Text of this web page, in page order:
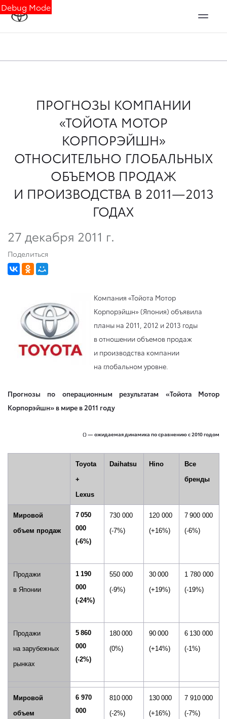
Debug Mode
ПРОГНОЗЫ КОМПАНИИ
«ТОЙОТА МОТОР
КОРПОРЭЙШН»
ОТНОСИТЕЛЬНО ГЛОБАЛЬНЫХ
ОБЪЕМОВ ПРОДАЖ
И ПРОИЗВОДСТВА В 2011—2013
ГОДАХ
27 декабря 2011 г.
Поделиться
Компания «Тойота Мотор
Корпорэйшн» (Япония) объявила
планы на 2011, 2012 и 2013 годы
в отношении объемов продаж
и производства компании
на глобальном уровне.
Прогнозы по операционным результатам «Тойота Мотор
Корпорэйшн» в мире в 2011 году
() — ожидаемая динамика по сравнению с 2010 годом
Toyota
+
Lexus
Daihatsu Hino
Все
бренды
Мировой
объем продаж
7 050
000
(-6%)
730 000
(-7%)
120 000
(+16%)
7 900 000
(-6%)
Продажи
в Японии
1 190
000
(-24%)
550 000
(-9%)
30 000
(+19%)
1 780 000
(-19%)
Продажи
на зарубежных
рынках
5 860
000
(-2%)
180 000
(0%)
90 000
(+14%)
6 130 000
(-1%)
Мировой
объем
6 970
000
810 000
(-2%)
130 000
(+16%)
7 910 000
(-7%)